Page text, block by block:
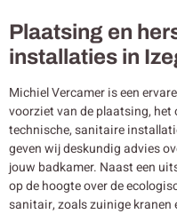
Plaatsing en
installaties in
Michiel Vercamer is een
voorziet van de plaatsing, het
technische, sanitaire
geven wij deskundig advies
jouw badkamer. Naast een
op de hoogte over de
sanitair, zoals zuinige kranen